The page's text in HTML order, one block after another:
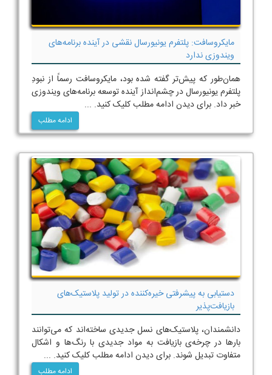
مایکروسافت: پلتفرم یونیورسال نقشی در آینده برنامه‌های
ویندوزی ندارد
همان‌طور که پیش‌تر گفته شده بود، مایکروسافت رسماً از نبودِ
پلتفرم یونیورسال در چشم‌انداز آینده توسعه برنامه‌های ویندوزی
خبر داد. برای دیدن ادامه مطلب کلیک کنید. ...
ادامه مطلب
دستیابی به پیشرفتی خیره‌کننده در تولید پلاستیک‌های
بازیافت‌پذیر
دانشمندان، پلاستیک‌های نسل جدیدی ساخته‌اند که می‌توانند
بارها در چرخه‌ی بازیافت به مواد جدیدی با رنگ‌ها و اشکال
متفاوت تبدیل شوند. برای دیدن ادامه مطلب کلیک کنید. ...
ادامه مطلب